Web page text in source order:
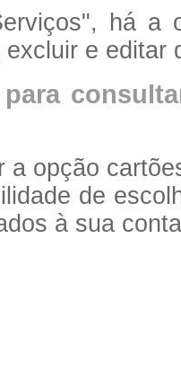
há a
e editar
a opção
de
à sua